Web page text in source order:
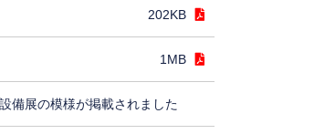
202KB
1MB
備展の模様が掲載されました